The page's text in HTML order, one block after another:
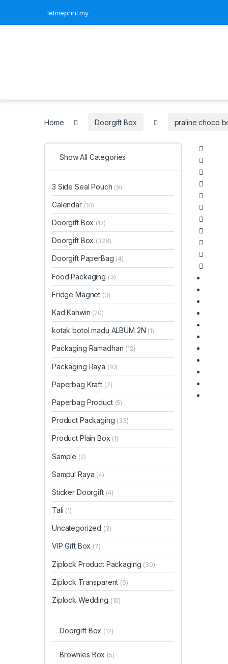
letmeprint.my
Home Doorgift Box praline choco
Show All Categories
3 Side Seal Pouch (9)
Calendar (10)
Doorgift Box (12)
Doorgift Box (328)
Doorgift PaperBag (4)
Food Packaging (3)
Fridge Magnet (3)
Kad Kahwin (20)
kotak botol madu ALBUM 2N (1)
Packaging Ramadhan (12)
Packaging Raya (10)
Paperbag Kraft (7)
Paperbag Product (5)
Product Packaging (33)
Product Plain Box (1)
Sample (2)
Sampul Raya (4)
Sticker Doorgift (4)
Tali (1)
Uncategorized (3)
VIP Gift Box (7)
Ziplock Product Packaging (30)
Ziplock Transparent (6)
Ziplock Wedding (10)
Doorgift Box (12)
Brownies Box (5)